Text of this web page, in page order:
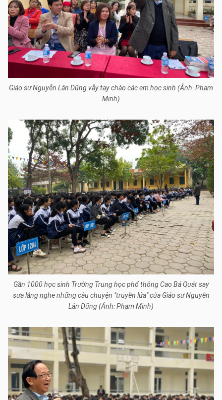
Giáo sư Nguyễn Lân Dũng vẫy tay chào các em học sinh (Ảnh: Phạm
Minh)
Gần 1000 học sinh Trường Trung học phổ thông Cao Bá Quát say
sưa lắng nghe những câu chuyện "truyền lửa" của Giáo sư Nguyễn
Lân Dũng (Ảnh: Phạm Minh)